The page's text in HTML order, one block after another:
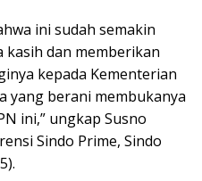
ini sudah semakin
dan memberikan
kepada Kementerian
yang berani membukanya
ini,” ungkap Susno
Sindo Prime, Sindo